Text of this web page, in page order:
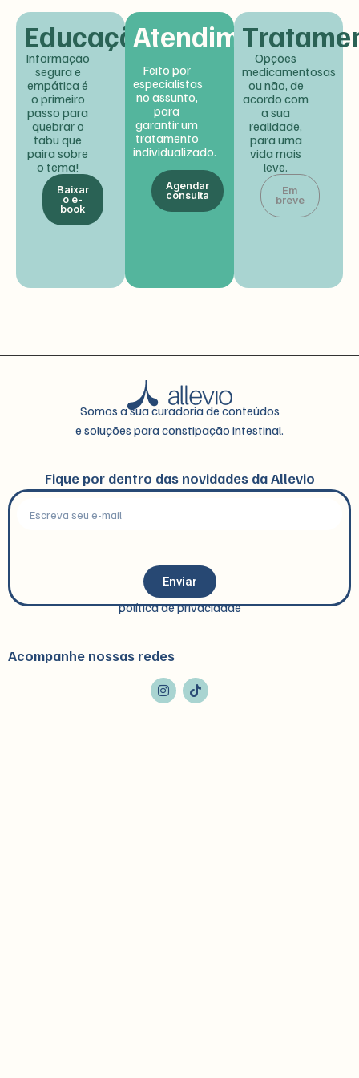
Educação
Informação
segura e
empática é
o primeiro
passo para
quebrar o
tabu que
paira sobre
o tema!
Baixar
o e-
book
Atendimento
Feito por
especialistas
no assunto,
para
garantir um
tratamento
individualizado.
Agendar
consulta
Opções
medicamentosas
ou não, de
acordo com
a sua
realidade,
para uma
vida mais
leve.
Em
breve
Somos a sua curadoria de conteúdos
e soluções para constipação intestinal.
Fique por dentro das novidades da Allevio
Enviar
política de privacidade
Acompanhe nossas redes